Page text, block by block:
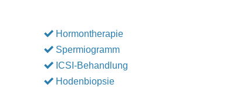
Hormontherapie
Spermiogramm
ICSI-Behandlung
Hodenbiopsie